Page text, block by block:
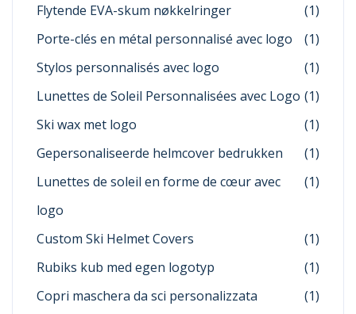
Flytende EVA-skum nøkkelringer
(1)
Porte-clés en métal personnalisé avec logo
(1)
Stylos personnalisés avec logo
(1)
Lunettes de Soleil Personnalisées avec Logo (1)
Ski wax met logo
(1)
Gepersonaliseerde helmcover bedrukken
(1)
Lunettes de soleil en forme de cœur avec
logo
(1)
Custom Ski Helmet Covers
(1)
Rubiks kub med egen logotyp
(1)
Copri maschera da sci personalizzata
(1)